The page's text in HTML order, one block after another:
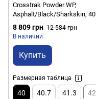
Crosstrak Powder WP,
Asphalt/Black/Sharkskin, 40
(SLM CRRKP.475696-6,5)
8 809 грн 12 584 грн
В наличии
Купить
Размерная таблица
40 40.7 41.3 42